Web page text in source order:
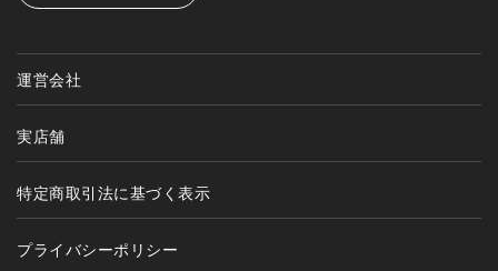
運営会社
実店舗
特定商取引法に基づく表示
プライバシーポリシー